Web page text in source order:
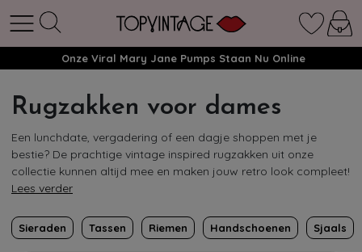
Onze Viral Mary Jane Pumps Staan Nu Online
Rugzakken voor dames
Een lunchdate, vergadering of een dagje shoppen met je
bestie? De prachtige vintage inspired rugzakken uit onze
collectie kunnen altijd mee en maken jouw retro look compleet!
Lees verder
Sieraden Tassen Riemen Handschoenen Sjaals